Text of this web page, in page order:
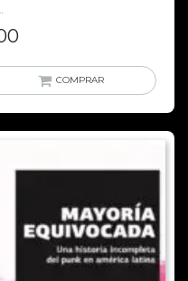
COMPRAR